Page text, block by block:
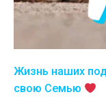
Жизнь наших
свою Семью